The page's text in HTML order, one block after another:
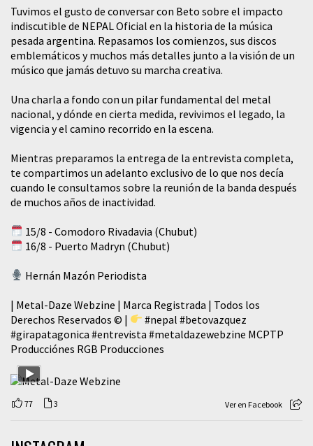
Tuvimos el gusto de conversar con Beto sobre el impacto
indiscutible de NEPAL Oficial en la historia de la música
pesada argentina. Repasamos los comienzos, sus discos
emblemáticos y muchos más detalles junto a la visión de un
músico que jamás detuvo su marcha creativa.
​Una charla a fondo con un pilar fundamental del metal
nacional, y dónde en cierta medida, revivimos el legado, la
vigencia y el camino recorrido en la escena.
Mientras preparamos la entrega de la entrevista completa,
te compartimos un adelanto exclusivo de lo que nos decía
cuando le consultamos sobre la reunión de la banda después
de muchos años de inactividad.
15/8 - Comodoro Rivadavia (Chubut)
16/8 - Puerto Madryn (Chubut)
Hernán Mazón Periodista
| Metal-Daze Webzine | Marca Registrada | Todos los
Derechos Reservados © |
#nepal #betovazquez
#girapatagonica #entrevista #metaldazewebzine MCPTP
Producciónes RGB Producciones
77 3 Ver en Facebook